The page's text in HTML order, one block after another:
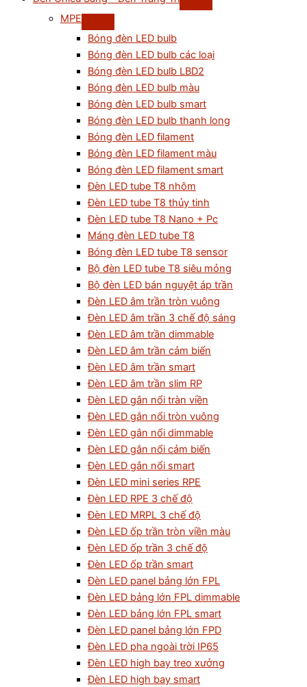
MPE
Bóng đèn LED bulb
Bóng đèn LED bulb các loại
Bóng đèn LED bulb LBD2
Bóng đèn LED bulb màu
Bóng đèn LED bulb smart
Bóng đèn LED bulb thanh long
Bóng đèn LED filament
Bóng đèn LED filament màu
Bóng đèn LED filament smart
Đèn LED tube T8 nhôm
Đèn LED tube T8 thủy tinh
Đèn LED tube T8 Nano + Pc
Máng đèn LED tube T8
Bóng đèn LED tube T8 sensor
Bộ đèn LED tube T8 siêu mỏng
Bộ đèn LED bán nguyệt áp trần
Đèn LED âm trần tròn vuông
Đèn LED âm trần 3 chế độ sáng
Đèn LED âm trần dimmable
Đèn LED âm trần cảm biến
Đèn LED âm trần smart
Đèn LED âm trần slim RP
Đèn LED gắn nổi tràn viền
Đèn LED gắn nổi tròn vuông
Đèn LED gắn nổi dimmable
Đèn LED gắn nổi cảm biến
Đèn LED gắn nổi smart
Đèn LED mini series RPE
Đèn LED RPE 3 chế độ
Đèn LED MRPL 3 chế độ
Đèn LED ốp trần tròn viền màu
Đèn LED ốp trần 3 chế độ
Đèn LED ốp trần smart
Đèn LED panel bảng lớn FPL
Đèn LED bảng lớn FPL dimmable
Đèn LED bảng lớn FPL smart
Đèn LED panel bảng lớn FPD
Đèn LED pha ngoài trời IP65
Đèn LED high bay treo xưởng
Đèn LED high bay smart